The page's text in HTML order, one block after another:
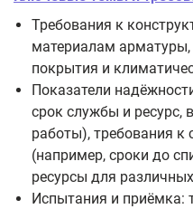
Требования к
материалам
покрытия и
Показатели
срок службы и ресурс,
работы), требования
(например, сроки до
ресурсы для
Испытания и приёмка: